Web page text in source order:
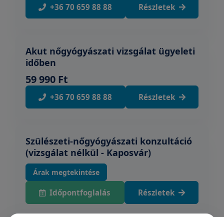
+36 70 659 88 88 Részletek
Akut nőgyógyászati vizsgálat ügyeleti
időben
59 990 Ft
+36 70 659 88 88 Részletek
Szülészeti-nőgyógyászati konzultáció
(vizsgálat nélkül - Kaposvár)
Árak megtekintése
Időpontfoglalás Részletek